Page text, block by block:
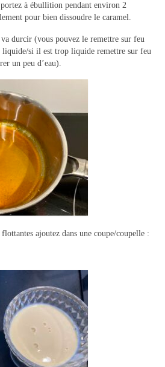
à ébullition pendant environ 2
pour bien dissoudre le caramel.
durcir (vous pouvez le remettre sur feu
liquide/si il est trop liquide remettre sur feu
un peu d’eau).
ajoutez dans une coupe/coupelle :